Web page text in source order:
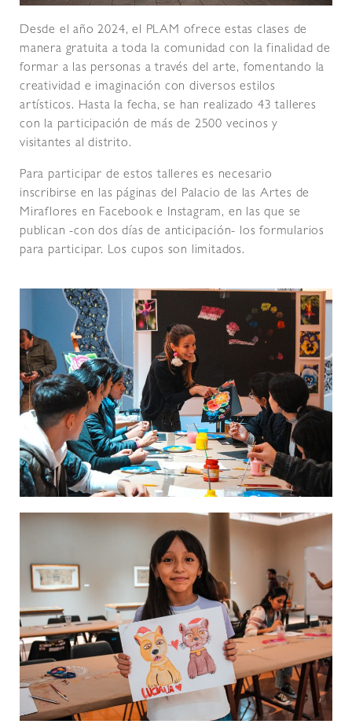
Desde el año 2024, el PLAM ofrece estas clases de
manera gratuita a toda la comunidad con la finalidad de
formar a las personas a través del arte, fomentando la
creatividad e imaginación con diversos estilos
artísticos. Hasta la fecha, se han realizado 43 talleres
con la participación de más de 2500 vecinos y
visitantes al distrito.
Para participar de estos talleres es necesario
inscribirse en las páginas del Palacio de las Artes de
Miraflores en Facebook e Instagram, en las que se
publican -con dos días de anticipación- los formularios
para participar. Los cupos son limitados.